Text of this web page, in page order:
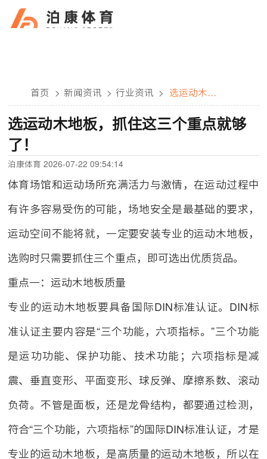
首页 > 新闻资讯 > 行业资讯 >
选运动木地
板，抓住这
三个重点就
够了！
选运动木地板，抓住这三个重点就够
了！
泊康体育 2026-07-22 09:54:14
体育场馆和运动场所充满活力与激情，在运动过程中
有许多容易受伤的可能，场地安全是最基础的要求，
运动空间不能将就，一定要安装专业的运动木地板，
选购时只需要抓住三个重点，即可选出优质货品。
重点一：运动木地板质量
专业的运动木地板要具备国际DIN标准认证。DIN标
准认证主要内容是“三个功能，六项指标。”三个功能
是运功功能、保护功能、技术功能；六项指标是减
震、垂直变形、平面变形、球反弹、摩擦系数、滚动
负荷。不管是面板，还是龙骨结构，都要通过检测，
符合“三个功能，六项指标”的国际DIN标准认证，才是
专业的运动木地板，是高质量的运动木地板，所以在